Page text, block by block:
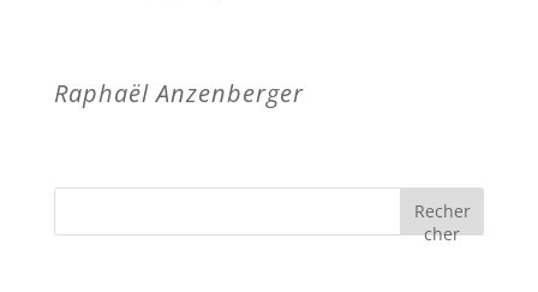
Raphaël Anzenberger
Recher
cher